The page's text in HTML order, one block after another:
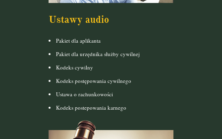
Ustawy audio
Pakiet dla aplikanta
Pakiet dla urzędnika służby cywilnej
Kodeks cywilny
Kodeks postępowania cywilnego
Ustawa o rachunkowości
Kodeks postepowania karnego